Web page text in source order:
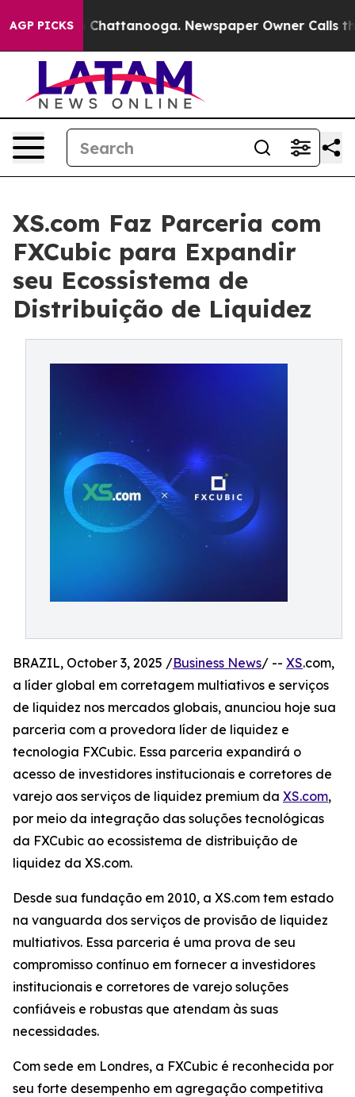
AGP PICKS
in Chattanooga. Newspaper Owner Calls the
XS.com Faz Parceria com
FXCubic para Expandir
seu Ecossistema de
Distribuição de Liquidez
BRAZIL, October 3, 2025 /Business News/ -- XS.com,
a líder global em corretagem multiativos e serviços
de liquidez nos mercados globais, anunciou hoje sua
parceria com a provedora líder de liquidez e
tecnologia FXCubic. Essa parceria expandirá o
acesso de investidores institucionais e corretores de
varejo aos serviços de liquidez premium da XS.com,
por meio da integração das soluções tecnológicas
da FXCubic ao ecossistema de distribuição de
liquidez da XS.com.
Desde sua fundação em 2010, a XS.com tem estado
na vanguarda dos serviços de provisão de liquidez
multiativos. Essa parceria é uma prova de seu
compromisso contínuo em fornecer a investidores
institucionais e corretores de varejo soluções
confiáveis e robustas que atendam às suas
necessidades.
Com sede em Londres, a FXCubic é reconhecida por
seu forte desempenho em agregação competitiva